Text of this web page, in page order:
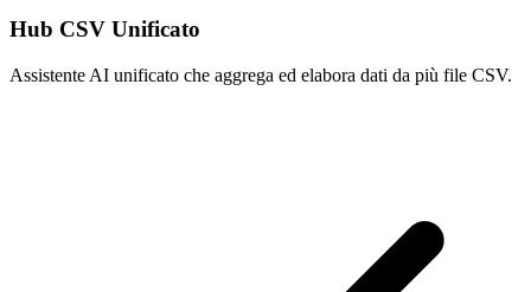
Hub CSV Unificato
Assistente AI unificato che aggrega ed elabora dati da più file CSV.